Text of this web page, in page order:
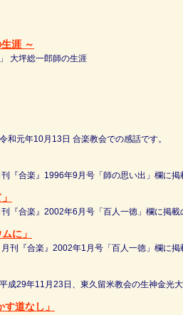
涯 ～
大坪総一郎師の生涯
和元年10月13日 合楽教会での感話です。
『合楽』1996年9月号「師の思い出」欄に
『合楽』2002年6月号「百人一徳」欄に掲載
に」
刊『合楽』2002年1月号「百人一徳」欄に掲
成29年11月23日、東久留米教会の生神金光大
道なし」